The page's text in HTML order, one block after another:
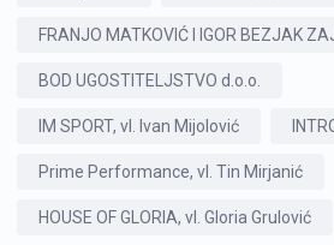
FRANJO MATKOVIĆ I IGOR BEZJAK
BOD UGOSTITELJSTVO d.o.o.
IM SPORT, vl. Ivan Mijolović
Prime Performance, vl. Tin Mirjanić
HOUSE OF GLORIA, vl. Gloria Grulović